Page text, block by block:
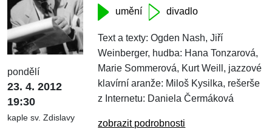
pondělí
23. 4. 2012
19:30
kaple sv. Zdislavy
umění
divadlo
Text a texty: Ogden Nash, Jiří
Weinberger, hudba: Hana Tonzarová,
Marie Sommerová, Kurt Weill, jazzové
klavírní aranže: Miloš Kysilka, rešerše
z Internetu: Daniela Čermáková
zobrazit podrobnosti